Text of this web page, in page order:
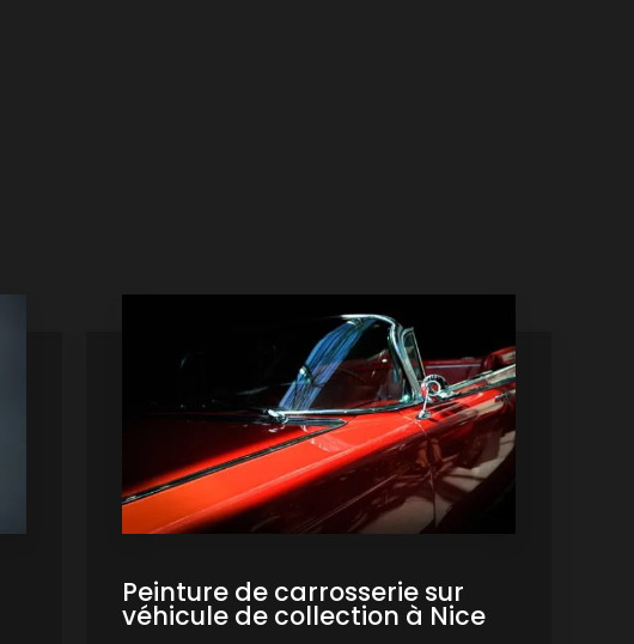
Peinture de carrosserie sur
véhicule de collection à Nice